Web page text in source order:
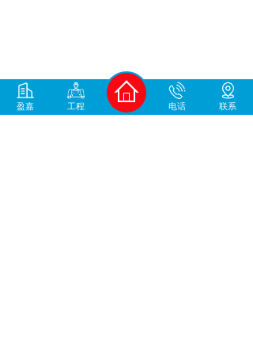
1
盈嘉 工程 电话 联系